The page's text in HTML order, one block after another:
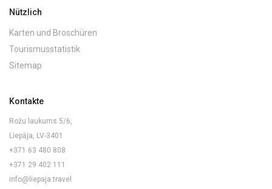
Nützlich
Karten und Broschüren
Tourismusstatistik
Sitemap
Kontakte
Rožu laukums 5/6,
Liepāja, LV-3401
+371 63 480 808
+371 29 402 111
info@liepaja.travel